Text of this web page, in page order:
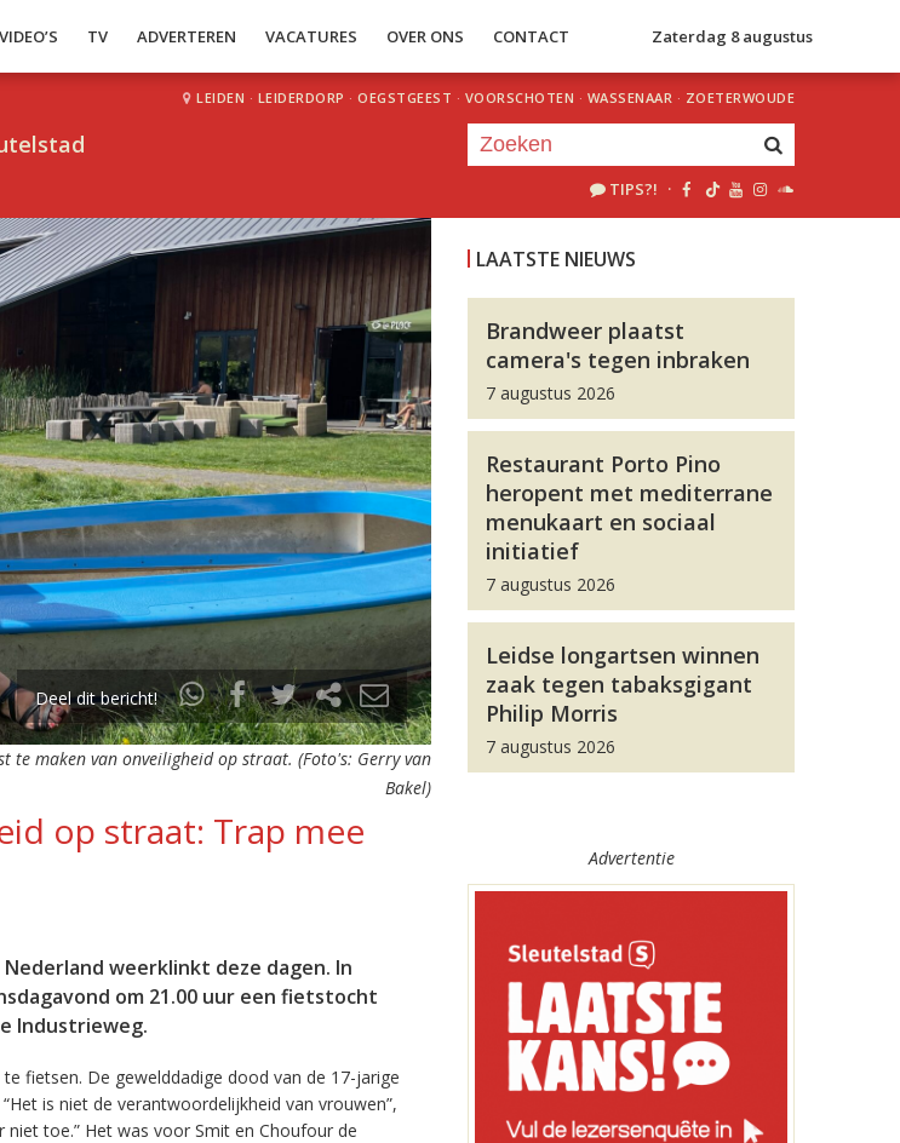
VIDEO’S TV ADVERTEREN VACATURES OVER ONS CONTACT Zaterdag 8 augustus
LEIDEN · LEIDERDORP · OEGSTGEEST · VOORSCHOTEN · WASSENAAR · ZOETERWOUDE
TIPS?! ·
Deel dit bericht!
te maken van onveiligheid op straat. (Foto's: Gerry van
Bakel)
op straat: Trap mee
weerklinkt deze dagen. In
om 21.00 uur een fietstocht
Industrieweg.
fietsen. De gewelddadige dood van de 17-jarige
is niet de verantwoordelijkheid van vrouwen”,
toe.” Het was voor Smit en Choufour de
LAATSTE NIEUWS
Brandweer plaatst
camera's tegen inbraken
7 augustus 2026
Restaurant Porto Pino
heropent met mediterrane
menukaart en sociaal
initiatief
7 augustus 2026
Leidse longartsen winnen
zaak tegen tabaksgigant
Philip Morris
7 augustus 2026
Advertentie